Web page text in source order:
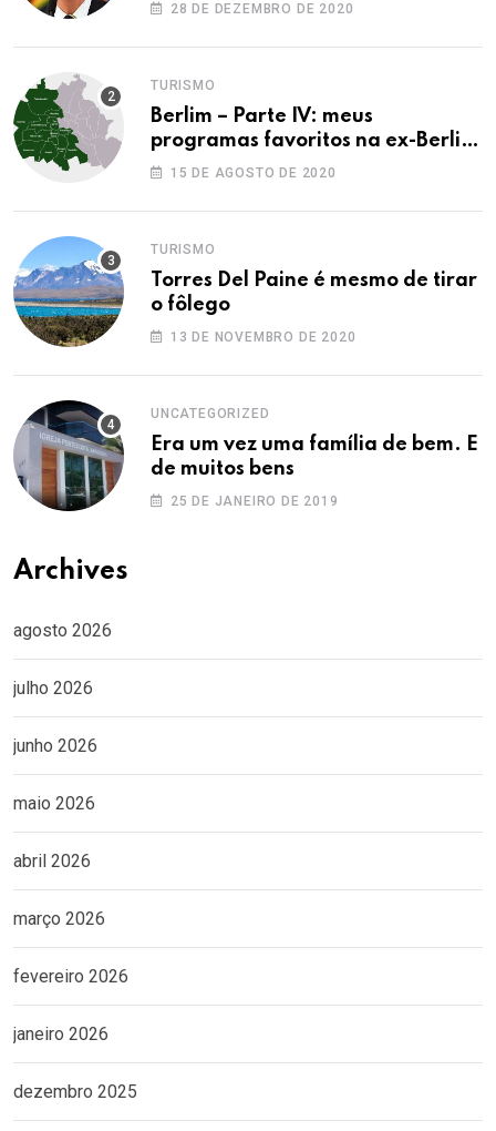
28 DE DEZEMBRO DE 2020
TURISMO
Berlim – Parte IV: meus
programas favoritos na ex-Berlim
Ocidental
15 DE AGOSTO DE 2020
TURISMO
Torres Del Paine é mesmo de tirar
o fôlego
13 DE NOVEMBRO DE 2020
UNCATEGORIZED
Era um vez uma família de bem. E
de muitos bens
25 DE JANEIRO DE 2019
Archives
agosto 2026
julho 2026
junho 2026
maio 2026
abril 2026
março 2026
fevereiro 2026
janeiro 2026
dezembro 2025